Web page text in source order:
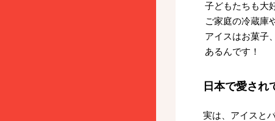
子どもたちも大
ご家庭の冷蔵庫
アイスはお菓子
あるんです！
日本で愛され
実は、アイスと